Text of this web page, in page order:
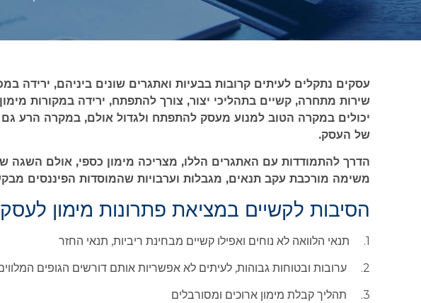
עסקים נתקלים לעיתים קרובות בבעיות ואתגרים שונים ביניהם, ירידה
שירות מתחרה, קשיים בתהליכי יצור, צורך להתפתח, ירידה במקורות
יכולים במקרה הטוב למנוע מעסק להתפתח ולגדול אולם, במקרה הרע גם
של העסק.
הדרך להתמודדות עם האתגרים הללו, מצריכה מימון כספי, אולם השגה
משימה מורכבת עקב תנאים, מגבלות וערבויות שהמוסדות הפיננסים
הסיבות לקשיים במציאת פתרונות מימון
1. תנאי הלוואה לא נוחים ואפילו קשיים מבחינת ריביות, תנאי החזר
2. ערובות ובטוחות גבוהות, לעיתים לא אפשריות אותם דורשים הגופים המלווים
3. תהליך קבלת מימון ארוכים ומסורבלים